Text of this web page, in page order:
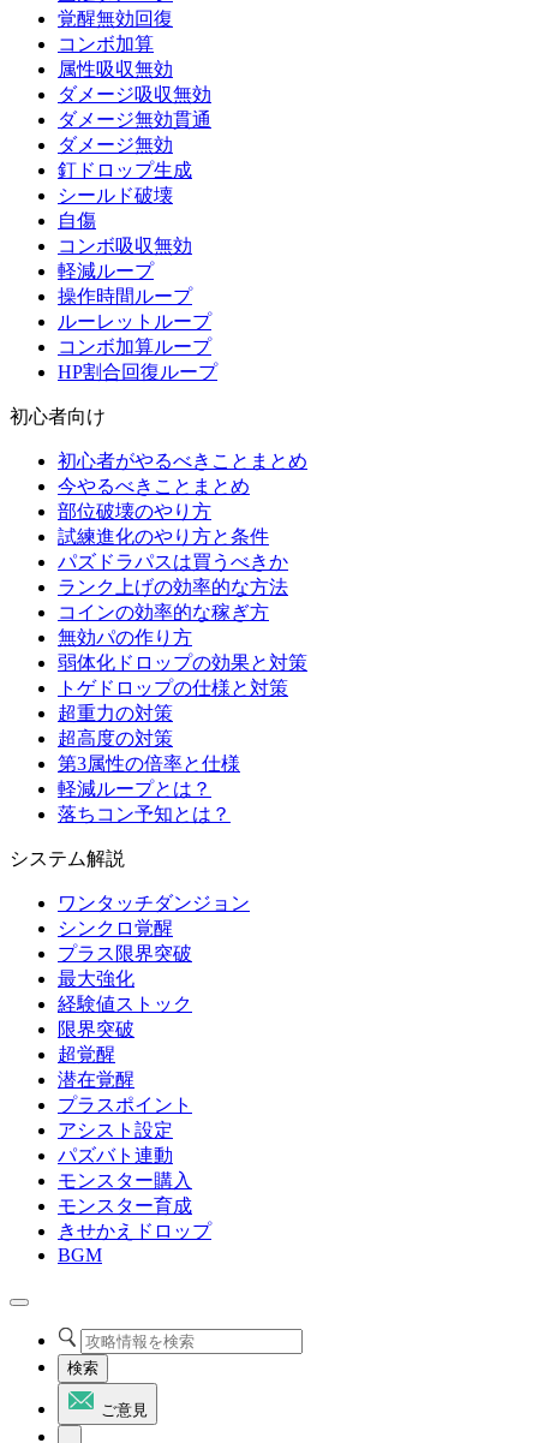
覚醒無効回復
コンボ加算
属性吸収無効
ダメージ吸収無効
ダメージ無効貫通
ダメージ無効
釘ドロップ生成
シールド破壊
自傷
コンボ吸収無効
軽減ループ
操作時間ループ
ルーレットループ
コンボ加算ループ
HP割合回復ループ
初心者向け
初心者がやるべきことまとめ
今やるべきことまとめ
部位破壊のやり方
試練進化のやり方と条件
パズドラパスは買うべきか
ランク上げの効率的な方法
コインの効率的な稼ぎ方
無効パの作り方
弱体化ドロップの効果と対策
トゲドロップの仕様と対策
超重力の対策
超高度の対策
第3属性の倍率と仕様
軽減ループとは？
落ちコン予知とは？
システム解説
ワンタッチダンジョン
シンクロ覚醒
プラス限界突破
最大強化
経験値ストック
限界突破
超覚醒
潜在覚醒
プラスポイント
アシスト設定
パズバト連動
モンスター購入
モンスター育成
きせかえドロップ
BGM
検索
ご意見